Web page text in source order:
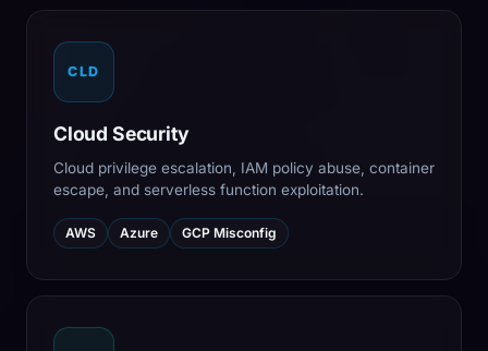
CLD
Cloud Security
Cloud privilege escalation, IAM policy abuse, container
escape, and serverless function exploitation.
AWS Azure GCP Misconfig